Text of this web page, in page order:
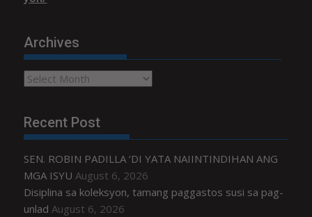
Archives
Archives
Recent Post
SEN. ROBIN PADILLA ‘DI YATA NAIINTINDIHAN ANG
MGA ISYU August 6, 2026
Disiplina sa koleksyon, tamang paggastos susi sa pag-
unlad August 6, 2026